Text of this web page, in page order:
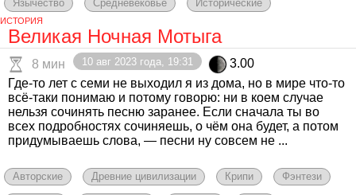
Язычество Средневековье Исторические
ИСТОРИЯ
Великая Ночная Мотыга
8 мин 10 авг 2023 года, 19:31
3.00
Где-то лет с семи не выходил я из дома, но в мире что-то
всё-таки понимаю и потому говорю: ни в коем случае
нельзя сочинять песню заранее. Если сначала ты во
всех подробностях сочиняешь, о чём она будет, а потом
придумываешь слова, — песни ну совсем не ...
Авторские Древние цивилизации Крипи Фэнтези